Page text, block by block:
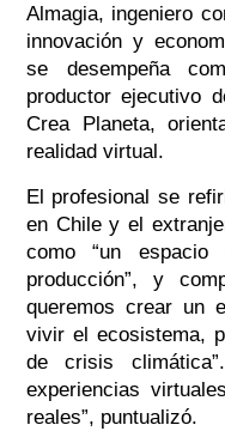
Almagia, ingeniero
innovación y
se desempeña
productor ejecutivo
Crea Planeta,
realidad virtual.
El profesional se
en Chile y el
como “un espacio
producción”, y
queremos crear un
vivir el ecosistema,
de crisis
experiencias
reales”, puntualizó.